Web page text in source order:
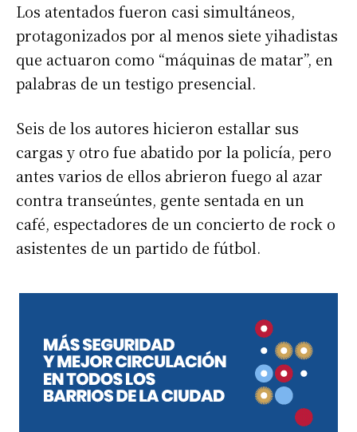
Los atentados fueron casi simultáneos,
protagonizados por al menos siete yihadistas
que actuaron como “máquinas de matar”, en
palabras de un testigo presencial.
Seis de los autores hicieron estallar sus
cargas y otro fue abatido por la policía, pero
antes varios de ellos abrieron fuego al azar
contra transeúntes, gente sentada en un
café, espectadores de un concierto de rock o
asistentes de un partido de fútbol.